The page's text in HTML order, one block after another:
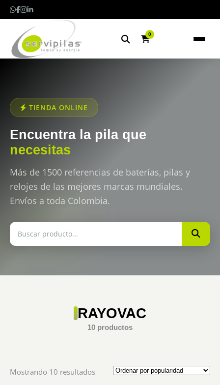
0
TIENDA ONLINE
Encuentra la pila que
necesitas
Más de 1500 referencias de baterías, pilas y
relojes de las mejores marcas mundiales.
Envíos a toda Colombia.
RAYOVAC
10 productos
Mostrando 10 resultadosSorted